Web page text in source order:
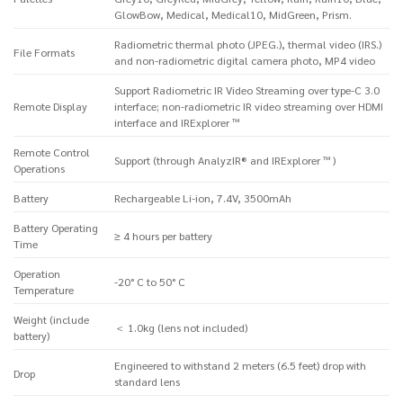
GlowBow, Medical, Medical10, MidGreen, Prism.
File Formats
Radiometric thermal photo (JPEG.), thermal video (IRS.)
and non-radiometric digital camera photo, MP4 video
Remote Display
Support Radiometric IR Video Streaming over type-C 3.0
interface; non-radiometric IR video streaming over HDMI
interface and IRExplorer ™
Remote Control
Operations
Support (through AnalyzIR® and IRExplorer ™ )
Battery Rechargeable Li-ion, 7.4V, 3500mAh
Battery Operating
Time
≥ 4 hours per battery
Operation
Temperature
-20° C to 50° C
Weight (include
battery)
＜ 1.0kg (lens not included)
Drop
Engineered to withstand 2 meters (6.5 feet) drop with
standard lens